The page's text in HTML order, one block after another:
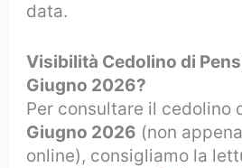
data.
Visibilità Cedolino di
Giugno 2026?
Per consultare il cedolino
Giugno 2026 (non
online), consigliamo la